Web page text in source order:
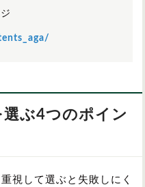
ぶ4つのポイン
視して選ぶと失敗しにく